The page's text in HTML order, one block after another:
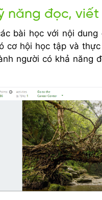
năng đọc, viết
bài học với nội
cơ hội học tập và
người có khả năng